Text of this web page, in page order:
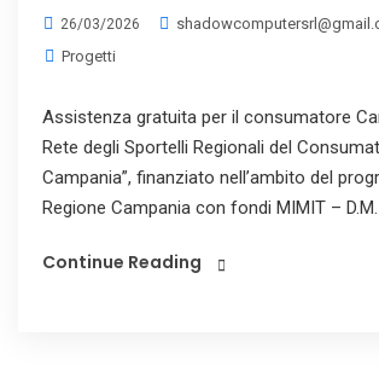
26/03/2026
Progetti
Assistenza gratuita per il consumatore
Rete degli Sportelli Regionali del
Campania”, finanziato nell’ambito del
Regione Campania con fondi MIMIT –
Continue Reading